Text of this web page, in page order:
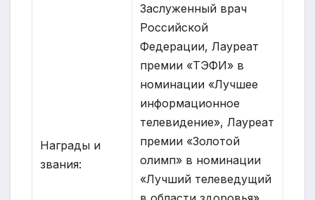
Награды и
звания:
Заслуженный врач
Российской
Федерации, Лауреат
премии «ТЭФИ» в
номинации «Лучшее
информационное
телевидение», Лауреат
премии «Золотой
олимп» в номинации
«Лучший телеведущий